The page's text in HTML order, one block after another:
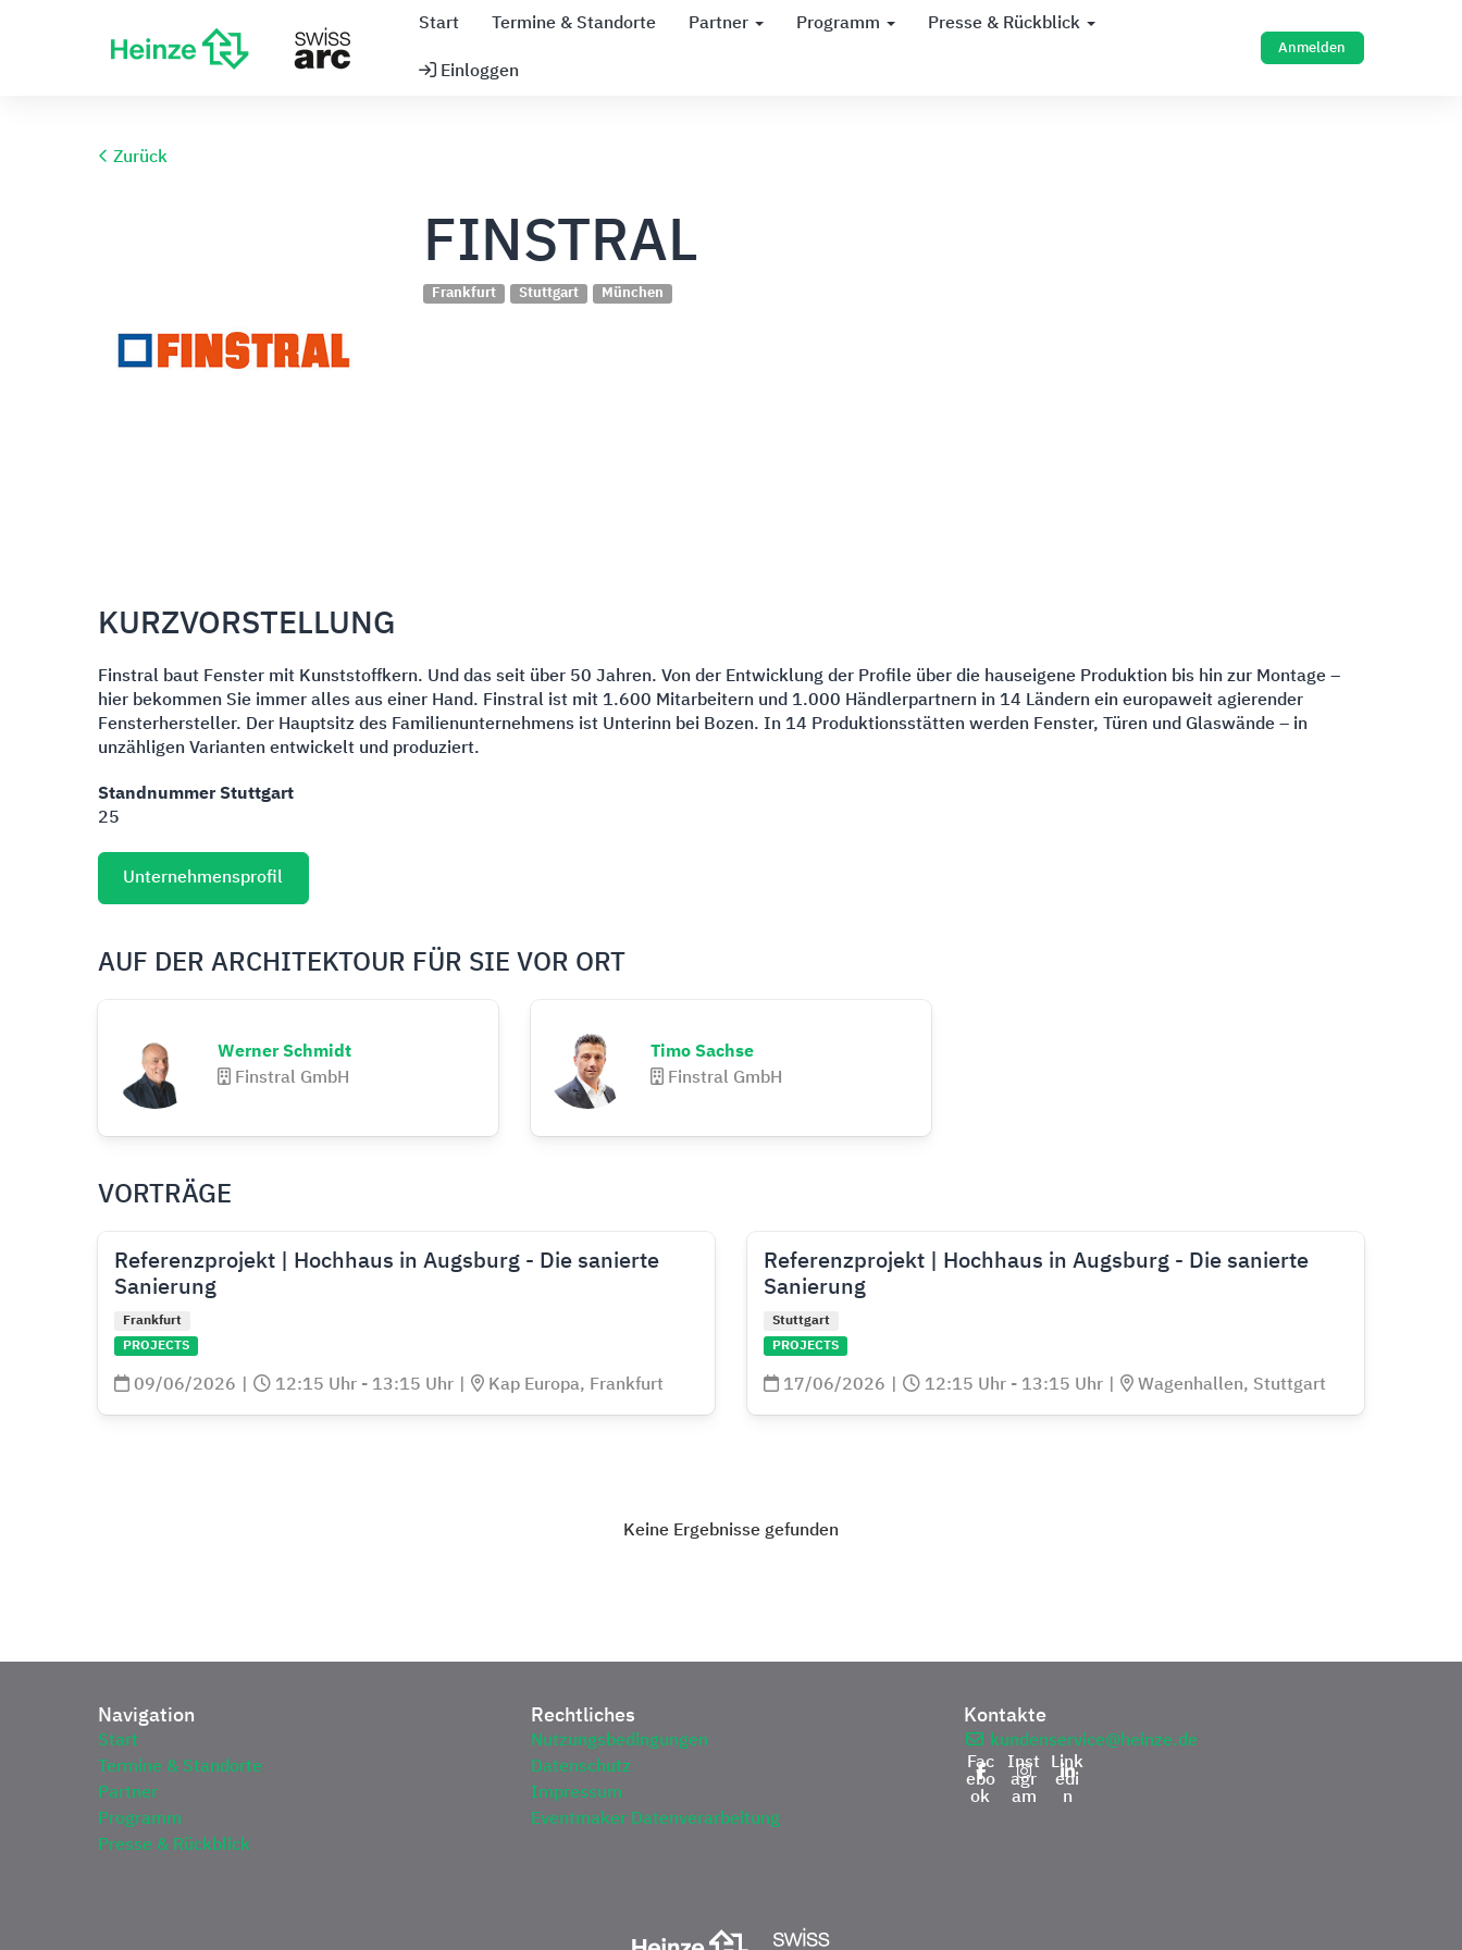
Start Termine & Standorte Partner Programm Presse & Rückblick
Einloggen
Anmelden
Zurück
FINSTRAL
Frankfurt Stuttgart München
KURZVORSTELLUNG
Finstral baut Fenster mit Kunststoffkern. Und das seit über 50 Jahren. Von der Entwicklung der Profile über die hauseigene Produktion bis hin zur Montage –
hier bekommen Sie immer alles aus einer Hand. Finstral ist mit 1.600 Mitarbeitern und 1.000 Händlerpartnern in 14 Ländern ein europaweit agierender
Fensterhersteller. Der Hauptsitz des Familienunternehmens ist Unterinn bei Bozen. In 14 Produktionsstätten werden Fenster, Türen und Glaswände – in
unzähligen Varianten entwickelt und produziert.
Standnummer Stuttgart
25
Unternehmensprofil
AUF DER ARCHITEKTOUR FÜR SIE VOR ORT
Werner Schmidt
Finstral GmbH
Timo Sachse
Finstral GmbH
VORTRÄGE
Referenzprojekt | Hochhaus in Augsburg - Die sanierte
Sanierung
Frankfurt
PROJECTS
09/06/2026 12:15 Uhr - 13:15 Uhr Kap Europa, Frankfurt
Referenzprojekt | Hochhaus in Augsburg - Die sanierte
Sanierung
Stuttgart
PROJECTS
17/06/2026 12:15 Uhr - 13:15 Uhr Wagenhallen, Stuttgart
Keine Ergebnisse gefunden
Navigation
Start
Termine & Standorte
Partner
Programm
Presse & Rückblick
Rechtliches
Nutzungsbedingungen
Datenschutz
Impressum
Eventmaker Datenverarbeitung
Kontakte
kundenservice@heinze.de
Fac
ebo
ok
Inst
agr
am
Link
edi
n